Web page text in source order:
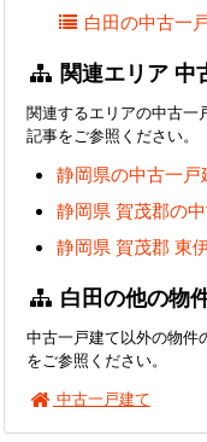
白田の中古一
関連エリア 中
関連するエリアの中古一
記事をご参照ください。
静岡県の中古一
静岡県 賀茂郡の
静岡県 賀茂郡 東
白田の他の物
中古一戸建て以外の物件
をご参照ください。
中古一戸建て